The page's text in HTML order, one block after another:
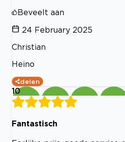
Beveelt aan
24 February 2025
Christian
Heino
delen
10
Fantastisch